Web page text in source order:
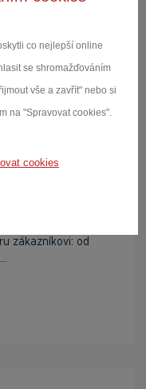
co nejlepší online
se shromažďováním
vše a zavřít" nebo si
na "Spravovat cookies".
cookies
podléhají těmto
tvoří
zákazníkovi: od